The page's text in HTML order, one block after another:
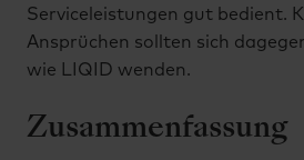
Serviceleistungen gut bedient.
Ansprüchen sollten sich
wie LIQID wenden.
Zusammenfassung